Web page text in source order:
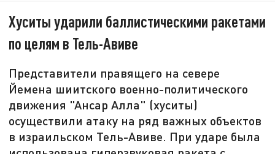
Хуситы ударили баллистическими ракетами
по целям в Тель-Авиве
Представители правящего на севере
Йемена шиитского военно-политического
движения "Ансар Алла" (хуситы)
осуществили атаку на ряд важных объектов
в израильском Тель-Авиве. При ударе была